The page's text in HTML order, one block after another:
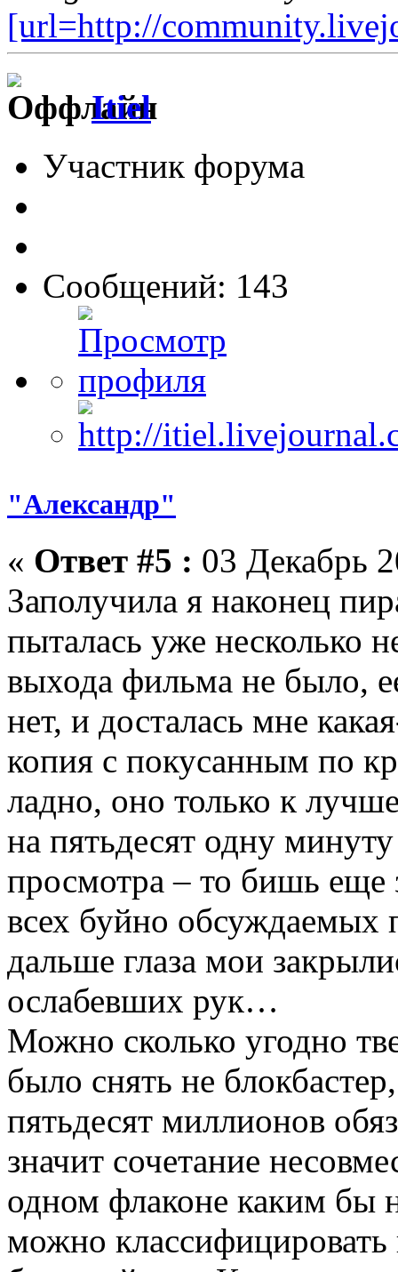
[url=http://
Itiel
Участник форума
Сообщений: 143
"Александр"
« Ответ #5 : 03 Декабрь
Заполучила я наконец
пыталась уже несколько
выхода фильма не было,
нет, и досталась мне
копия с покусанным по
ладно, оно только к
на пятьдесят одну
просмотра – то бишь еще
всех буйно обсуждаемых
дальше глаза мои
ослабевших рук…
Можно сколько угодно
было снять не
пятьдесят миллионов
значит сочетание
одном флаконе каким бы
можно классифицировать